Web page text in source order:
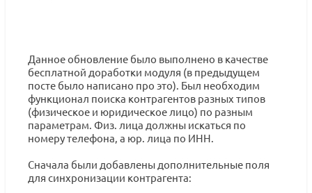
Данное обновление было выполнено в качестве
бесплатной доработки модуля (в предыдущем
посте было написано про это). Был необходим
функционал поиска контрагентов разных типов
(физическое и юридическое лицо) по разным
параметрам. Физ. лица должны искаться по
номеру телефона, а юр. лица по ИНН.
Сначала были добавлены дополнительные поля
для синхронизации контрагента: